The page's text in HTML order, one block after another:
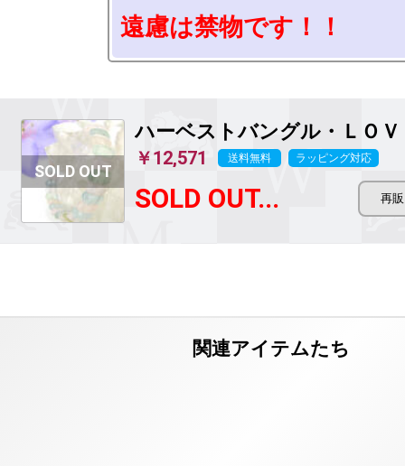
遠慮は禁物です！！
ハーベストバングル・ＬＯＶ
￥12,571 送料無料 ラッピング対応
SOLD OUT...